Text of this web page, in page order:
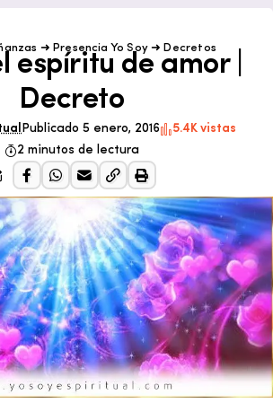
➜ Presencia Yo Soy➜ Decretos
espíritu de amor |
Decreto
Publicado 5 enero, 2016
5.4K vistas
2 minutos de lectura